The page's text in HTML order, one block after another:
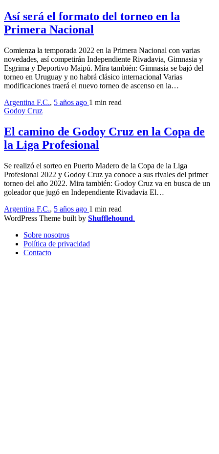
Así será el formato del torneo en la
Primera Nacional
Comienza la temporada 2022 en la Primera Nacional con varias
novedades, así competirán Independiente Rivadavia, Gimnasia y
Esgrima y Deportivo Maipú. Mira también: Gimnasia se bajó del
torneo en Uruguay y no habrá clásico internacional Varias
modificaciones traerá el nuevo torneo de ascenso en la…
Argentina F.C., 5 años ago 1 min read
Godoy Cruz
El camino de Godoy Cruz en la Copa de
la Liga Profesional
Se realizó el sorteo en Puerto Madero de la Copa de la Liga
Profesional 2022 y Godoy Cruz ya conoce a sus rivales del primer
torneo del año 2022. Mira también: Godoy Cruz va en busca de un
goleador que jugó en Independiente Rivadavia El…
Argentina F.C., 5 años ago 1 min read
WordPress Theme built by Shufflehound.
Sobre nosotros
Política de privacidad
Contacto